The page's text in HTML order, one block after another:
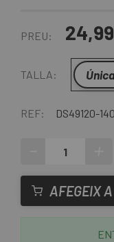
PREU:
TALLA:
REF: DS49120-
AFEGEIX